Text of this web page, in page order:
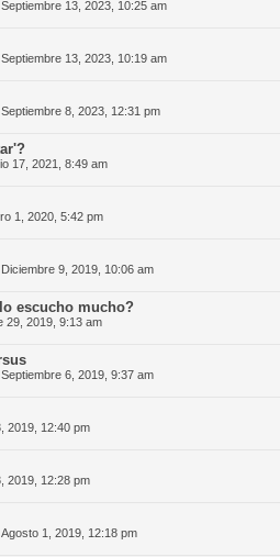
Septiembre 13, 2023, 10:25 am
Septiembre 13, 2023, 10:19 am
Septiembre 8, 2023, 12:31 pm
17, 2021, 8:49 am
1, 2020, 5:42 pm
Diciembre 9, 2019, 10:06 am
escucho mucho?
29, 2019, 9:13 am
Septiembre 6, 2019, 9:37 am
2019, 12:40 pm
2019, 12:28 pm
Agosto 1, 2019, 12:18 pm